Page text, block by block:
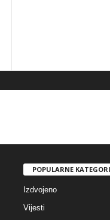
POPULARNE
Izdvojeno
Vijesti